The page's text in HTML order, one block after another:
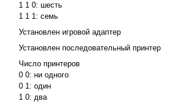
1 1 0: шесть
1 1 1: семь
Установлен игровой адаптер
Установлен последовательный принтер
Число принтеров
0 0: ни одного
0 1: один
1 0: два